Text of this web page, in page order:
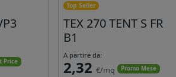
Price
Top Seller
TEX 270 TENT S FR
B1
A partire da:
2,32 €/mq Promo Mese